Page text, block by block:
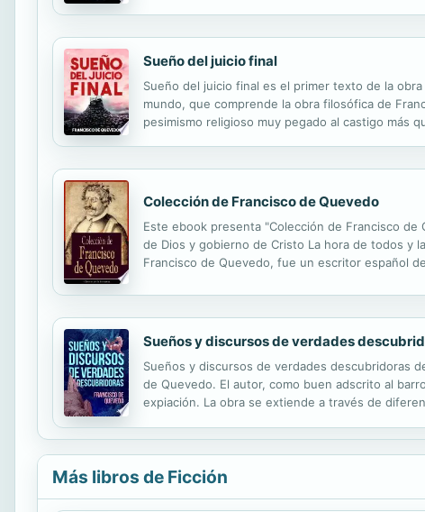
Sueño del juicio final
Sueño del juicio final es el primer texto de la
mundo, que comprende la obra filosófica de
pesimismo religioso muy pegado al castigo más
Colección de Francisco de Quevedo
Este ebook presenta "Colección de Francisco
de Dios y gobierno de Cristo La hora de todos y
Francisco de Quevedo, fue un escritor español
Sueños y discursos de verdades
Sueños y discursos de verdades descubridoras
de Quevedo. El autor, como buen adscrito al
expiación. La obra se extiende a través de
Más libros de Ficción